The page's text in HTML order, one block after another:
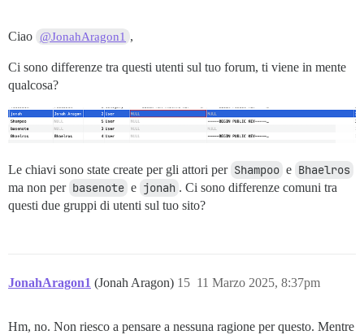
Ciao @JonahAragon1 ,
Ci sono differenze tra questi utenti sul tuo forum, ti viene in mente
qualcosa?
Le chiavi sono state create per gli attori per Shampoo e Bhaelros
ma non per basenote e jonah . Ci sono differenze comuni tra
questi due gruppi di utenti sul tuo sito?
JonahAragon1 (Jonah Aragon) 11 Marzo 2025, 8:37pm
15
Hm, no. Non riesco a pensare a nessuna ragione per questo. Mentre